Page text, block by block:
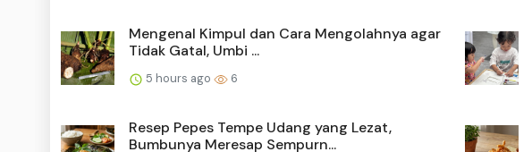
Mengenal Kimpul dan Cara Mengolahnya agar
Tidak Gatal, Umbi ...
5 hours ago 6
Resep Pepes Tempe Udang yang Lezat,
Bumbunya Meresap Sempurn...